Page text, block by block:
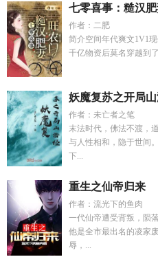
七零喜事：糙汉肥
作者：二肥
简介空间年代爽文1V1
千亿物资后莫名穿越到
妖魔复苏之开局
作者：未亡者之笔
末法时代，佛法不渡，
与人性相和，隐于世间
下...
重生之仙帝归来
作者：流光下的鱼肉
一代仙帝遭受背叛，陨
他是全市最出名的凌家
辱，...